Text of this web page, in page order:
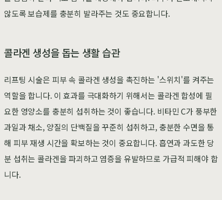
않도록 보습제를 충분히 발라주는 것도 중요합니다.
콜라겐 생성을 돕는 생활 습관
리프팅 시술은 피부 속 콜라겐 생성을 촉진하는 '스위치'를 켜주는
역할을 합니다. 이 효과를 극대화하기 위해서는 콜라겐 합성에 필
요한 영양소를 충분히 섭취하는 것이 좋습니다. 비타민 C가 풍부한
과일과 채소, 양질의 단백질을 꾸준히 섭취하고, 충분한 수면을 통
해 피부 재생 시간을 확보하는 것이 중요합니다. 흡연과 과도한 당
분 섭취는 콜라겐을 파괴하고 염증을 유발하므로 가급적 피해야 합
니다.